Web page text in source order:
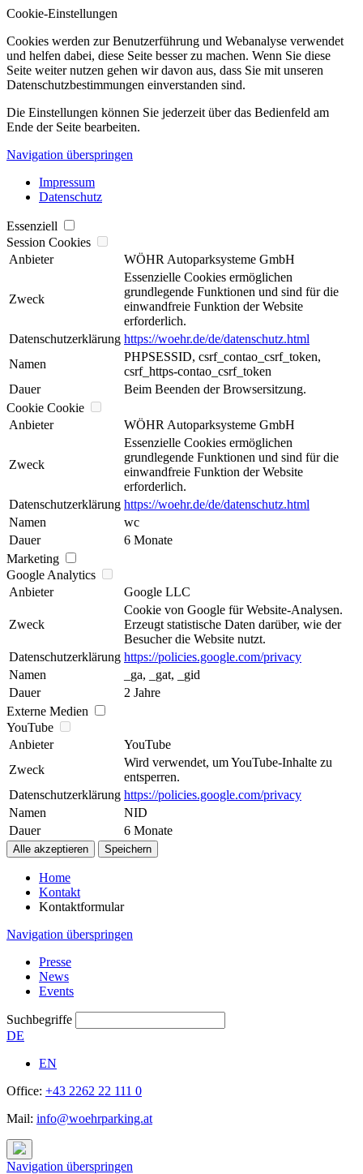
Cookie-Einstellungen
Cookies werden zur Benutzerführung und Webanalyse verwendet
und helfen dabei, diese Seite besser zu machen. Wenn Sie diese
Seite weiter nutzen gehen wir davon aus, dass Sie mit unseren
Datenschutzbestimmungen einverstanden sind.
Die Einstellungen können Sie jederzeit über das Bedienfeld am
Ende der Seite bearbeiten.
Navigation überspringen
Impressum
Datenschutz
Essenziell
Session Cookies
Anbieter
WÖHR Autoparksysteme GmbH
Zweck
Essenzielle Cookies ermöglichen
grundlegende Funktionen und sind für die
einwandfreie Funktion der Website
erforderlich.
Datenschutzerklärung https://woehr.de/de/datenschutz.html
Namen
PHPSESSID, csrf_contao_csrf_token,
csrf_https-contao_csrf_token
Dauer
Beim Beenden der Browsersitzung.
Cookie Cookie
Anbieter
WÖHR Autoparksysteme GmbH
Zweck
Essenzielle Cookies ermöglichen
grundlegende Funktionen und sind für die
einwandfreie Funktion der Website
erforderlich.
Datenschutzerklärung https://woehr.de/de/datenschutz.html
Namen
wc
Dauer
6 Monate
Marketing
Google Analytics
Anbieter
Google LLC
Zweck
Cookie von Google für Website-Analysen.
Erzeugt statistische Daten darüber, wie der
Besucher die Website nutzt.
Datenschutzerklärung https://policies.google.com/privacy
Namen
_ga, _gat, _gid
Dauer
2 Jahre
Externe Medien
YouTube
Anbieter
YouTube
Zweck
Wird verwendet, um YouTube-Inhalte zu
entsperren.
Datenschutzerklärung https://policies.google.com/privacy
Namen
NID
Dauer
6 Monate
Home
Kontakt
Kontaktformular
Navigation überspringen
Presse
News
Events
Suchbegriffe
DE
EN
Office: +43 2262 22 111 0
Mail: info@woehrparking.at
Navigation überspringen